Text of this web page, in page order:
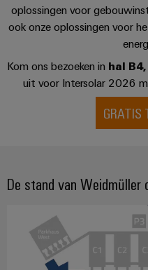
de
schakelkastbouw
Oplossingen
voor
fabrieksautomatisering
&
gas
Zorgen
automatisering
IoT
Industriële
Industrieel
IoT
Voedingen
Elektronica
behuizingen
PV-
Veldbusverdelers
gegevens
productcatalogi
webinars
en
Digitale
partners
IIoT
and
Automation
uw
en
Automation
Solution
oplossingen voor
ook onze oplossingen voor
Kom ons bezoeken in hal
uit voor Intersolar 2026
GRATIS
De stand van